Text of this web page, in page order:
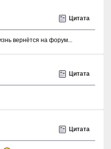
Цитата
вернётся на форум...
Цитата
Цитата